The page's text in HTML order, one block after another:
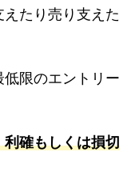
たり売り支えた
限のエントリー
確もしくは損切